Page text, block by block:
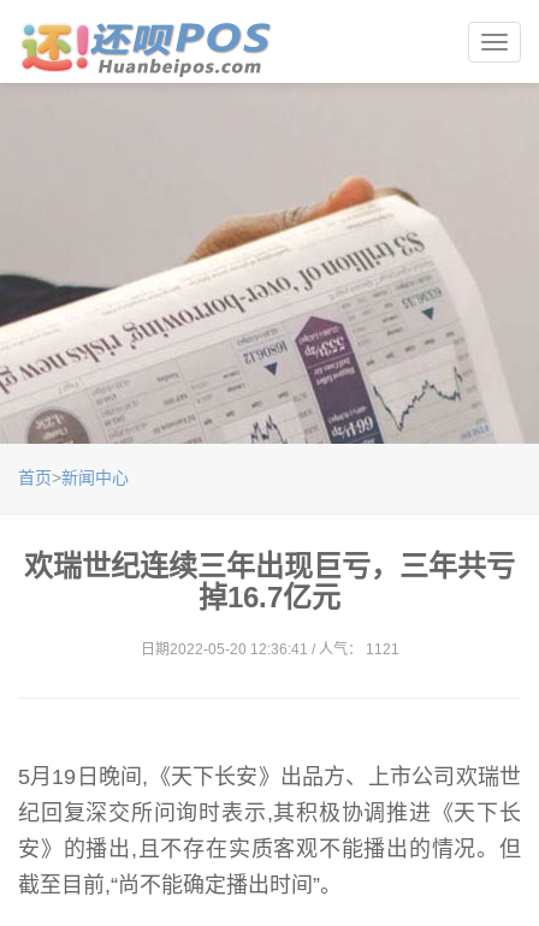
首页>新闻中心
欢瑞世纪连续三年出现巨亏，三年共亏
掉16.7亿元
日期2022-05-20 12:36:41 / 人气： 1121
5月19日晚间,《天下长安》出品方、上市公司欢瑞世
纪回复深交所问询时表示,其积极协调推进《天下长
安》的播出,且不存在实质客观不能播出的情况。但
截至目前,“尚不能确定播出时间”。